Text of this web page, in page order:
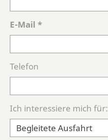
E-Mail *
Telefon
Ich interessiere mich für: